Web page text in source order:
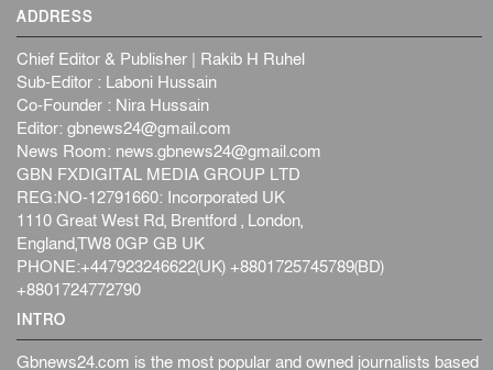
ADDRESS
Chief Editor & Publisher | Rakib H Ruhel
Sub-Editor : Laboni Hussain
Co-Founder : Nira Hussain
Editor: gbnews24@gmail.com
News Room: news.gbnews24@gmail.com
GBN FXDIGITAL MEDIA GROUP LTD
REG:NO-12791660: Incorporated UK
1110 Great West Rd, Brentford , London,
England,TW8 0GP GB UK
PHONE:+447923246622(UK) +8801725745789(BD)
+8801724772790
INTRO
Gbnews24.com is the most popular and owned journalists based